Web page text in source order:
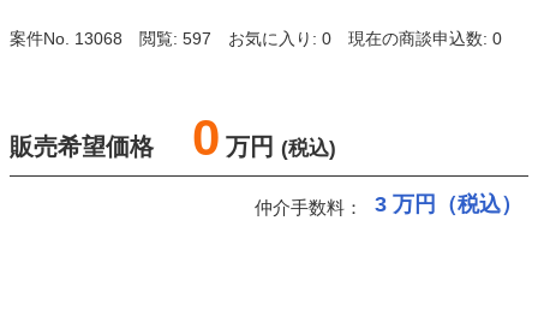
案件No. 13068 閲覧: 597 お気に入り: 0 現在の商談申込数: 0
販売希望価格 0 万円 (税込)
仲介手数料： 3 万円（税込）